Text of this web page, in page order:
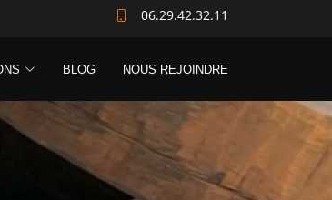
06.29.42.32.11
BLOG NOUS REJOINDRE